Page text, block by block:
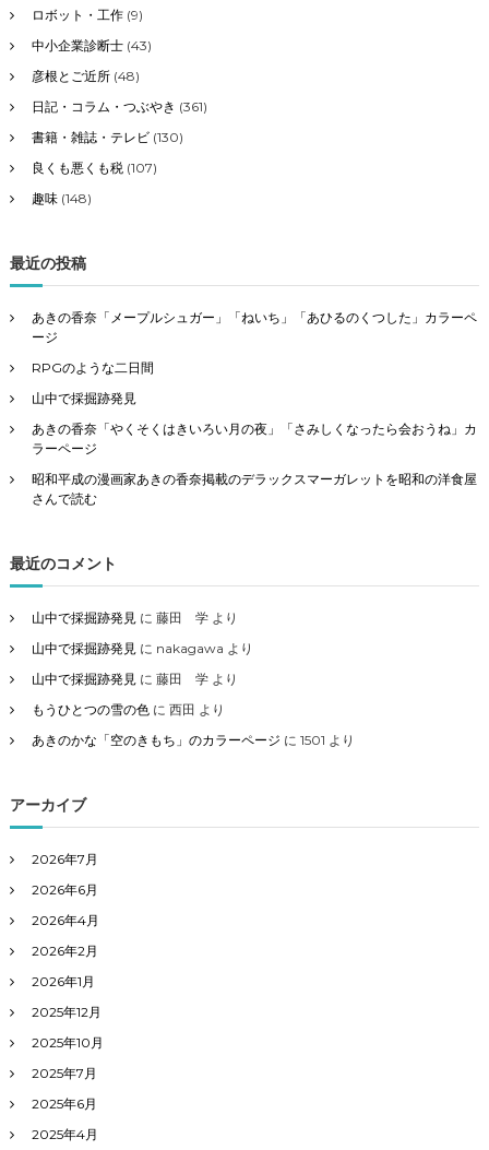
ロボット・工作(9)
中小企業診断士(43)
彦根とご近所(48)
日記・コラム・つぶやき (361)
書籍・雑誌・テレビ(130)
良くも悪くも税(107)
趣味(148)
最近の投稿
あきの香奈「メープルシュガー」「ねいち」「あひるのくつした」カラーペ
ージ
RPGのような二日間
山中で採掘跡発見
あきの香奈「やくそくはきいろい月の夜」「さみしくなったら会おうね」カ
ラーページ
昭和平成の漫画家あきの香奈掲載のデラックスマーガレットを昭和の洋食屋
さんで読む
最近のコメント
山中で採掘跡発見に 藤田 学より
山中で採掘跡発見に nakagawa より
山中で採掘跡発見に 藤田 学より
もうひとつの雪の色に 西田 より
あきのかな「空のきもち」のカラーページ に 1501 より
アーカイブ
2026年7月
2026年6月
2026年4月
2026年2月
2026年1月
2025年12月
2025年10月
2025年7月
2025年6月
2025年4月